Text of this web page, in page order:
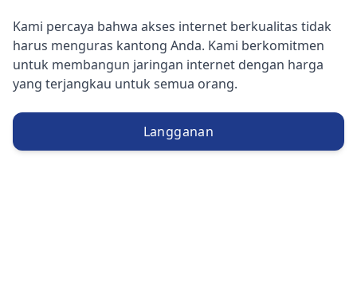
Kami percaya bahwa akses internet berkualitas tidak
harus menguras kantong Anda. Kami berkomitmen
untuk membangun jaringan internet dengan harga
yang terjangkau untuk semua orang.
Langganan